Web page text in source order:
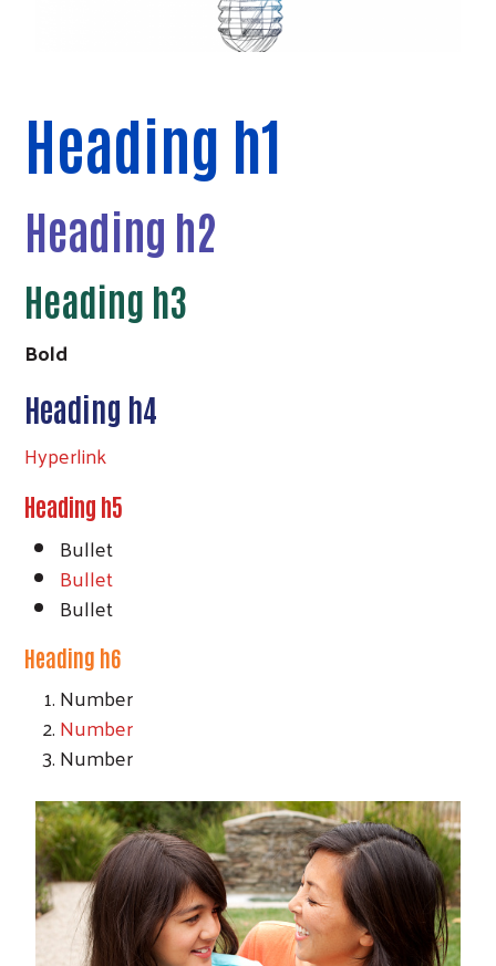
Heading h1
Heading h2
Heading h3
Bold
Heading h4
Hyperlink
Heading h5
Bullet
Bullet
Bullet
Heading h6
Number
Number
Number